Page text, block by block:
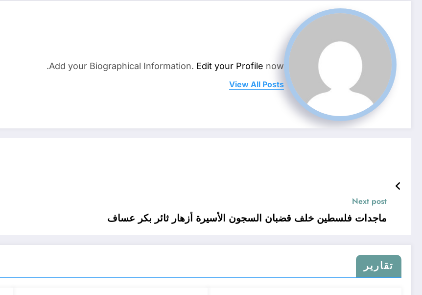
Add your Biographical Information. Edit your Profile now.
View All Posts
Next post
ماجدات فلسطين خلف قضبان السجون الأسيرة أزهار ثائر بكر عساف
تقارير